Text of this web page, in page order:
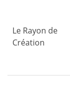
Le Rayon de
Création